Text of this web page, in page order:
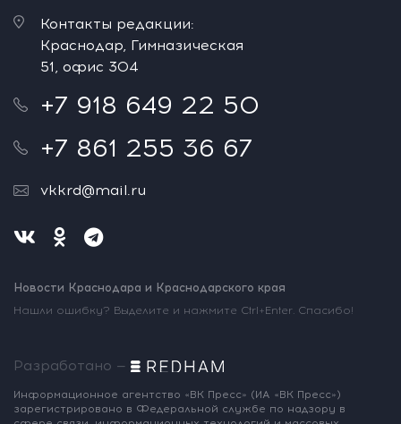
Контакты редакции:
Краснодар, Гимназическая
51, офис 304
+7 918 649 22 50
+7 861 255 36 67
vkkrd@mail.ru
Новости Краснодара и Краснодарского края
Нашли ошибку? Выделите и нажмите Ctrl+Enter. Спасибо!
Разработано —
Информационное агентство «ВК Пресс» (ИА «ВК Пресс»)
зарегистрировано в Федеральной службе по надзору в